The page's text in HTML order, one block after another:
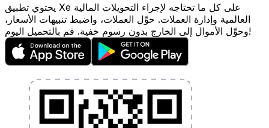
يحتوي تطبيق Xe على كل ما تحتاجه لإجراء التحويلات المالية
العالمية وإدارة العملات. حوِّل العملات، واضبط تنبيهات الأسعار،
وحوِّل الأموال إلى الخارج بدون رسوم خفية. قم بالتحميل اليوم!